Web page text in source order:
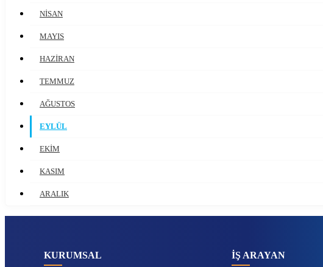
NİSAN
MAYIS
HAZİRAN
TEMMUZ
AĞUSTOS
EYLÜL
EKİM
KASIM
ARALIK
KURUMSAL İŞ ARAYAN